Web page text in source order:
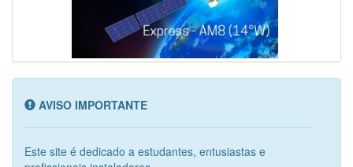
AVISO IMPORTANTE
Este site é dedicado a estudantes, entusiastas e